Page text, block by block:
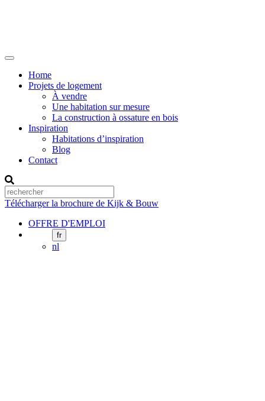
Home
Projets de logement
À vendre
Une habitation sur mesure
La construction à ossature en bois
Inspiration
Habitations d’inspiration
Blog
Contact
Télécharger la brochure de Kijk & Bouw
OFFRE D'EMPLOI
fr
nl